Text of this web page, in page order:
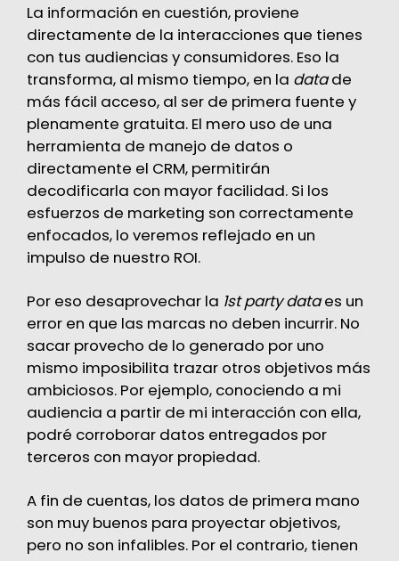
La información en cuestión, proviene
directamente de la interacciones que tienes
con tus audiencias y consumidores. Eso la
transforma, al mismo tiempo, en la datade
más fácil acceso, al ser de primera fuente y
plenamente gratuita. El mero uso de una
herramienta de manejo de datos o
directamente el CRM, permitirán
decodificarla con mayor facilidad. Si los
esfuerzos de marketing son correctamente
enfocados, lo veremos reflejado en un
impulso de nuestro ROI.
Por eso desaprovechar la 1st party dataes un
error en que las marcas no deben incurrir. No
sacar provecho de lo generado por uno
mismo imposibilita trazar otros objetivos más
ambiciosos. Por ejemplo, conociendo a mi
audiencia a partir de mi interacción con ella,
podré corroborar datos entregados por
terceros con mayor propiedad.
A fin de cuentas, los datos de primera mano
son muy buenos para proyectar objetivos,
pero no son infalibles. Por el contrario, tienen